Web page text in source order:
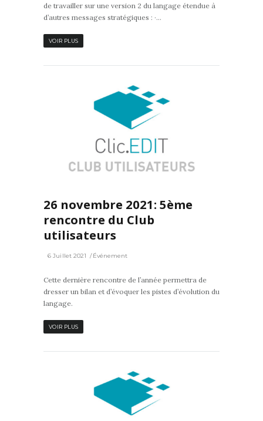
de travailler sur une version 2 du langage étendue à
d’autres messages stratégiques : ·...
VOIR PLUS
26 novembre 2021: 5ème
rencontre du Club
utilisateurs
6 Juillet 2021 Événement
Cette dernière rencontre de l’année permettra de
dresser un bilan et d’évoquer les pistes d’évolution du
langage.
VOIR PLUS